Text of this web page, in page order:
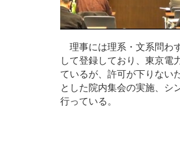
理事には理系・文系問わ
して登録しており、東京電
ているが、許可が下りない
とした院内集会の実施、シ
行っている。